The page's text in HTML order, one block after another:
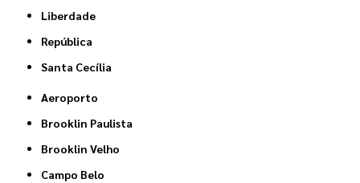
Liberdade
República
Santa Cecília
Aeroporto
Brooklin Paulista
Brooklin Velho
Campo Belo